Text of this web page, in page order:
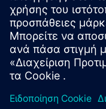
απεριόριστης γκάμας
είτε από τους WiTtra
από έτοιμους
Μάθετε